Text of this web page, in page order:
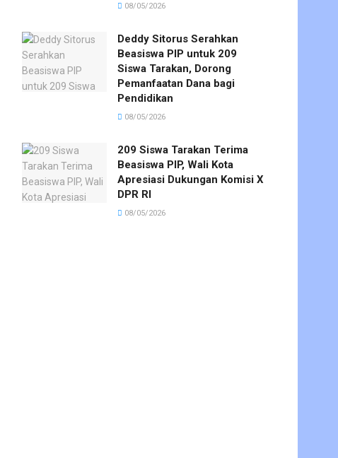
08/05/2026
Deddy Sitorus Serahkan
Beasiswa PIP untuk 209
Siswa Tarakan, Dorong
Pemanfaatan Dana bagi
Pendidikan
08/05/2026
209 Siswa Tarakan Terima
Beasiswa PIP, Wali Kota
Apresiasi Dukungan Komisi X
DPR RI
08/05/2026